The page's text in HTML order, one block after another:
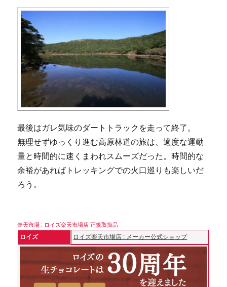
最後はガレ気味のダートトラックを走って終了。
無理せずゆっくり進む高原林道の旅は、適度な運動
量と時間的に速くまわれスムーズだった。時間的な
余裕があればトレッキングでの火口巡りも楽しいだ
ろう。
楽天市場 : ロイズ楽天市場店 正規取扱品
ロイズ ロイズ楽天市場店 : メーカー公式ショップ